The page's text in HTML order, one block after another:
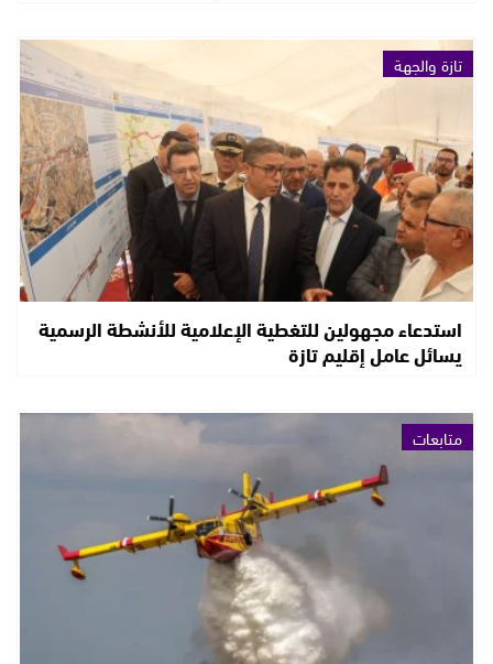
تازة والجهة
استدعاء مجهولين للتغطية الإعلامية للأنشطة الرسمية
يسائل عامل إقليم تازة
متابعات